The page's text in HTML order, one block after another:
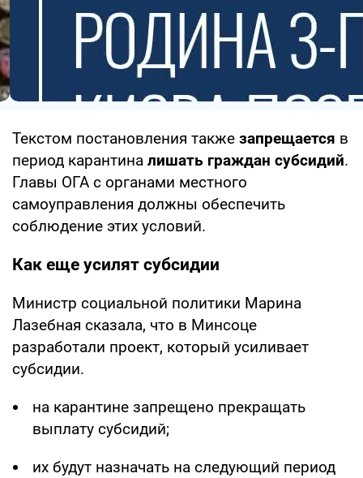
Текстом постановления также запрещается в
период карантина лишать граждан субсидий.
Главы ОГА с органами местного
самоуправления должны обеспечить
соблюдение этих условий.
Как еще усилят субсидии
Министр социальной политики Марина
Лазебная сказала, что в Минсоце
разработали проект, который усиливает
субсидии.
на карантине запрещено прекращать
выплату субсидий;
их будут назначать на следующий период